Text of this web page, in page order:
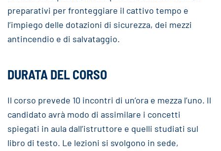
preparativi per fronteggiare il cattivo tempo e
l’impiego delle dotazioni di sicurezza, dei mezzi
antincendio e di salvataggio.
DURATA DEL CORSO
Il corso prevede 10 incontri di un’ora e mezza l’uno. Il
candidato avrà modo di assimilare i concetti
spiegati in aula dall’istruttore e quelli studiati sul
libro di testo. Le lezioni si svolgono in sede,